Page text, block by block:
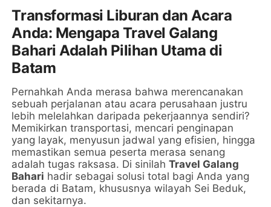
Transformasi Liburan dan Acara
Anda: Mengapa Travel Galang
Bahari Adalah Pilihan Utama di
Batam
Pernahkah Anda merasa bahwa merencanakan
sebuah perjalanan atau acara perusahaan justru
lebih melelahkan daripada pekerjaannya sendiri?
Memikirkan transportasi, mencari penginapan
yang layak, menyusun jadwal yang efisien, hingga
memastikan semua peserta merasa senang
adalah tugas raksasa. Di sinilahTravel Galang
Bahari hadir sebagai solusi total bagi Anda yang
berada di Batam, khususnya wilayah Sei Beduk,
dan sekitarnya.